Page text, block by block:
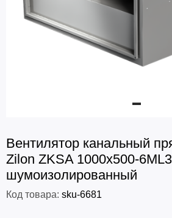
Вентилятор канальный
Zilon ZKSA 1000х500-6ML3
шумоизолированный
Код товара: sku-6681